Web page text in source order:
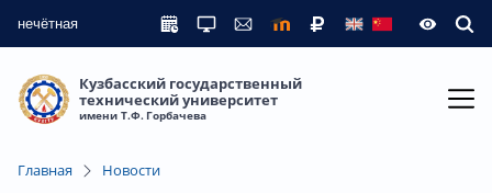
нечётная
Кузбасский государственный
технический университет
имени Т.Ф. Горбачева
Главная Новости